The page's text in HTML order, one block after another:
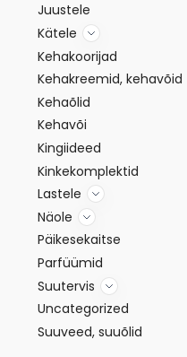
Juustele
Kätele
Kehakoorijad
Kehakreemid, kehavõid
Kehaõlid
Kehavõi
Kingiideed
Kinkekomplektid
Lastele
Näole
Päikesekaitse
Parfüümid
Suutervis
Uncategorized
Suuveed, suuõlid